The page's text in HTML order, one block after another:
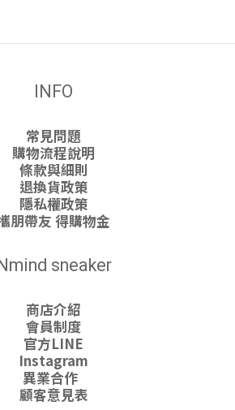
INFO
常見問題
購物流程說明
條款與細則
退換貨政策
隱私權政策
朋帶友 得購物金
sneaker
商店介紹
會員制度
官方LINE
Instagram
異業合作
顧客意見表